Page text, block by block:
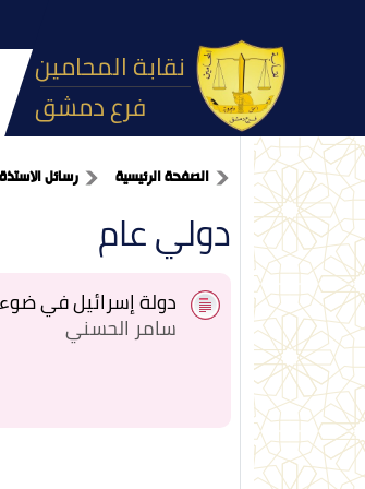
نقابة المحامين
فرع دمشق
الصفحة الرئيسية رسائل
دولي عام
دولة إسرائيل في ضوء
سامر الحسني